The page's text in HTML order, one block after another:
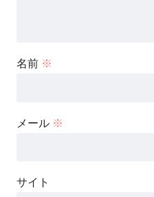
名前 ※
メール ※
サイト